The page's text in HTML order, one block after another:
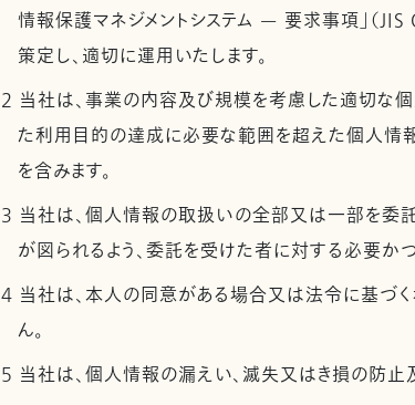
情報保護マネジメントシステム — 要求事項」（
策定し、適切に運用いたします。
2 当社は、事業の内容及び規模を考慮した適切な
た利用目的の達成に必要な範囲を超えた個人情
を含みます。
3 当社は、個人情報の取扱いの全部又は一部を委
が図られるよう、委託を受けた者に対する必要か
4 当社は、本人の同意がある場合又は法令に基づ
ん。
5 当社は、個人情報の漏えい、滅失又はき損の防止